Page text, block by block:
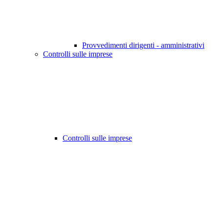
Provvedimenti dirigenti - amministrativi
Controlli sulle imprese
Controlli sulle imprese